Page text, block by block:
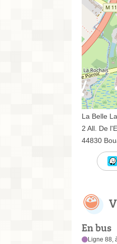
La Belle
2 All. De
44830
En bus
Ligne 88,